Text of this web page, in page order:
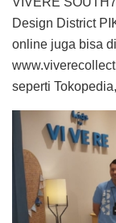
Design District
online juga bisa
seperti